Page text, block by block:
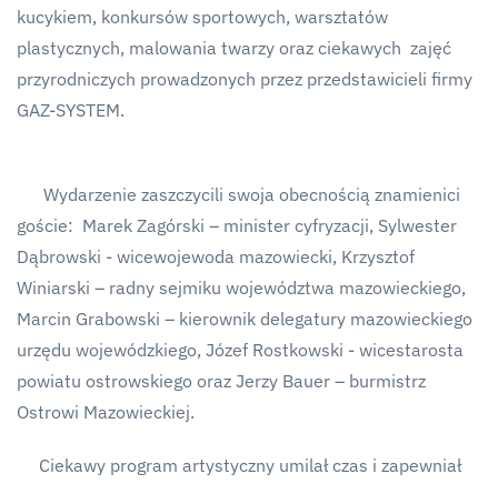
kucykiem, konkursów sportowych, warsztatów
plastycznych, malowania twarzy oraz ciekawych zajęć
przyrodniczych prowadzonych przez przedstawicieli firmy
GAZ-SYSTEM.
Wydarzenie zaszczycili swoja obecnością znamienici
goście: Marek Zagórski – minister cyfryzacji, Sylwester
Dąbrowski - wicewojewoda mazowiecki, Krzysztof
Winiarski – radny sejmiku województwa mazowieckiego,
Marcin Grabowski – kierownik delegatury mazowieckiego
urzędu wojewódzkiego, Józef Rostkowski - wicestarosta
powiatu ostrowskiego oraz Jerzy Bauer – burmistrz
Ostrowi Mazowieckiej.
Ciekawy program artystyczny umilał czas i zapewniał